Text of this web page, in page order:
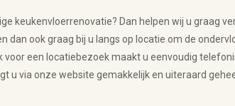
keukenvloerrenovatie? Dan helpen wij u graag
dan ook graag bij u langs op locatie om de
voor een locatiebezoek maakt u eenvoudig
u via onze website gemakkelijk en uiteraard